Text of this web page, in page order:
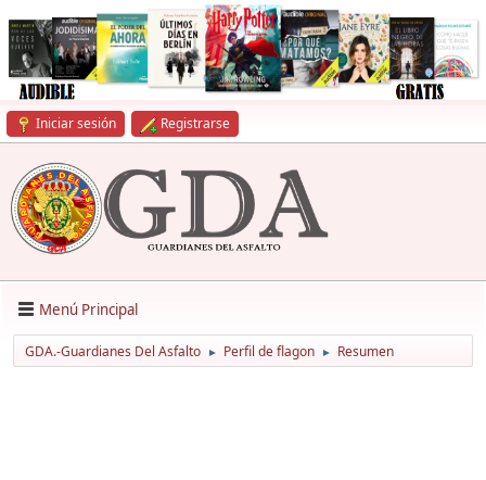
Iniciar sesión Registrarse
Menú Principal
GDA.-Guardianes Del Asfalto ► Perfil de flagon ► Resumen